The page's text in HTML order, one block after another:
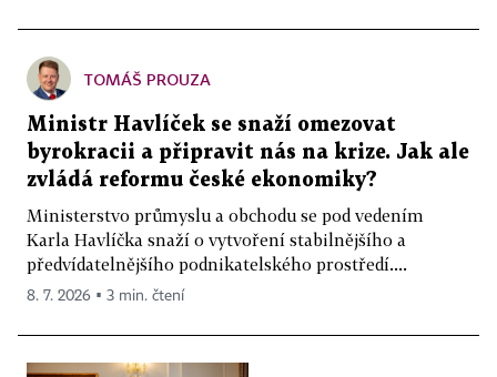
TOMÁŠ PROUZA
Ministr Havlíček se snaží omezovat
byrokracii a připravit nás na krize. Jak ale
zvládá reformu české ekonomiky?
Ministerstvo průmyslu a obchodu se pod vedením
Karla Havlíčka snaží o vytvoření stabilnějšího a
předvídatelnějšího podnikatelského prostředí....
8. 7. 2026 ▪ 3 min. čtení